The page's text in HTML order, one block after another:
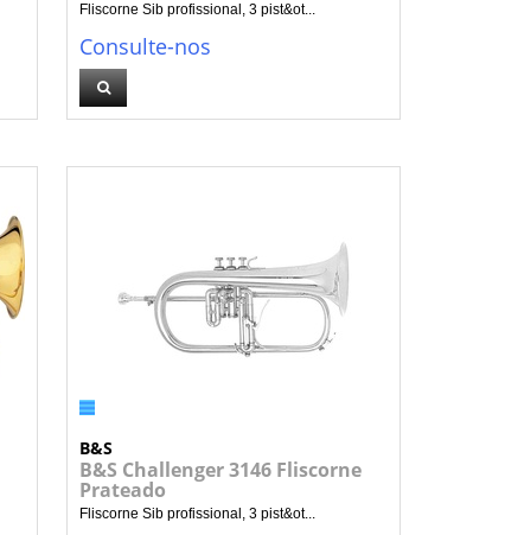
Fliscorne Sib profissional, 3 pist&ot...
Consulte-nos
B&S
B&S Challenger 3146 Fliscorne
Prateado
Fliscorne Sib profissional, 3 pist&ot...